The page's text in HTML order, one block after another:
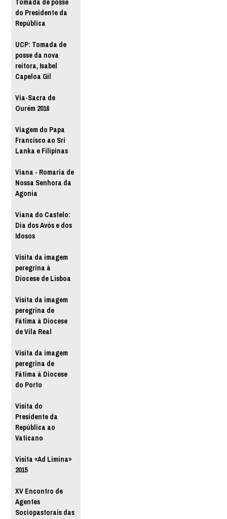
Tomada de posse
do Presidente da
República
UCP: Tomada de
posse da nova
reitora, Isabel
Capeloa Gil
Via-Sacra de
Ourém 2016
Viagem do Papa
Francisco ao Sri
Lanka e Filipinas
Viana - Romaria de
Nossa Senhora da
Agonia
Viana do Castelo:
Dia dos Avós e dos
Idosos
Visita da imagem
peregrina à
Diocese de Lisboa
Visita da imagem
peregrina de
Fátima à Diocese
de Vila Real
Visita da imagem
peregrina de
Fátima à Diocese
do Porto
Visita do
Presidente da
República ao
Vaticano
Visita «Ad Limina»
2015
XV Encontro de
Agentes
Sociopastorais das